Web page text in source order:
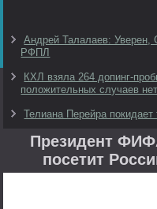
Андрей Талалаев:
РФПЛ
КХЛ взяла 264 допинг-
положительных случаев нет
Телиана Перейра
Президент
посетит